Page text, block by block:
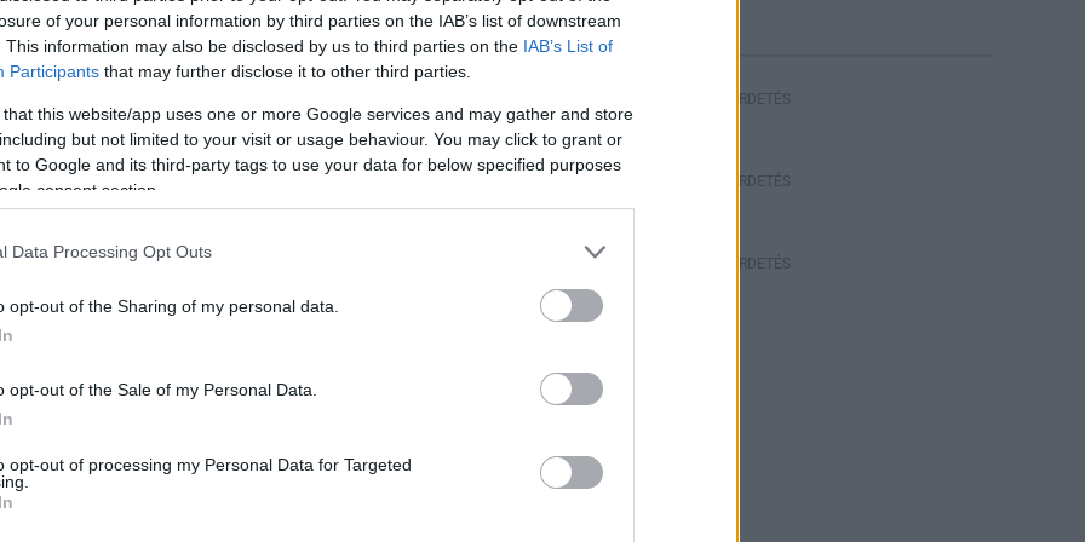
of your personal information by third parties on the IAB’s list of downstream
This information may also be disclosed by us to third parties on the IAB’s List of
Participants that may further disclose it to other third parties.
that this website/app uses one or more Google services and may gather and store
but not limited to your visit or usage behaviour. You may click to grant or
to Google and its third-party tags to use your data for below specified purposes
consent section.
Data Processing Opt Outs
opt-out of the Sharing of my personal data.
opt-out of the Sale of my Personal Data.
opt-out of processing my Personal Data for Targeted
2022.09.11
Helyi hírek
A korábban már jóváhagyott pénzbeli támogatások után
önkormányzati tűzoltóságok és az önkéntes tűzoltó
HIRDETÉS
HIRDETÉS
HIRDETÉS